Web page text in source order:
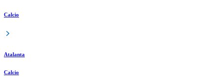
Calcio
Atalanta
Calcio